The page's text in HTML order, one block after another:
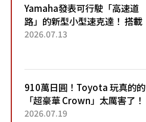
Yamaha發表可行駛「高速道
路」的新型小型速克達！ 搭載
能享受超強勁「渦輪感」的動
2026.07.13
910萬日圓！Toyota 玩真的的
「超豪華 Crown」太厲害了！
採用由「匠人技藝」打造的
2026.07.19